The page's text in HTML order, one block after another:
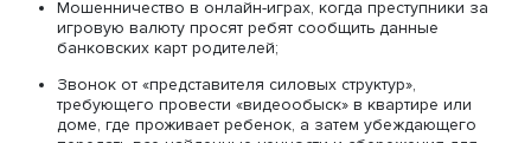
критическое мышление и обязательно сообщать
родителям о звонке или сообщении.
Александр Силин детально объяснил, как действуют
мошенники, чтобы вовлечь детей и подростков в
преступления.